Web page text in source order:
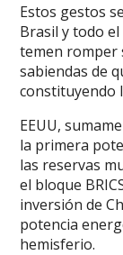
Estos gestos
Brasil y todo
temen romper
sabiendas de
constituyendo
EEUU,
la primera
las reservas
el bloque
inversión de
potencia
hemisferio.